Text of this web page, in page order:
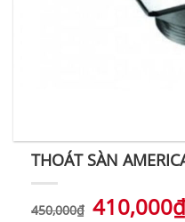
THOÁT SÀN
450,000₫ 410,000